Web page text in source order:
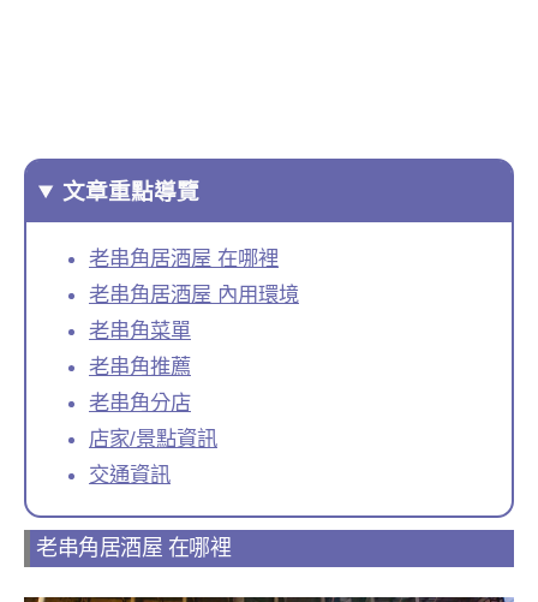
文章重點導覽
老串角居酒屋 在哪裡
老串角居酒屋 內用環境
老串角菜單
老串角推薦
老串角分店
店家/景點資訊
交通資訊
老串角居酒屋 在哪裡